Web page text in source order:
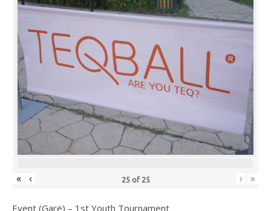
« ‹ 25of 25 › »
Event (Garë) – 1st Youth Tournament